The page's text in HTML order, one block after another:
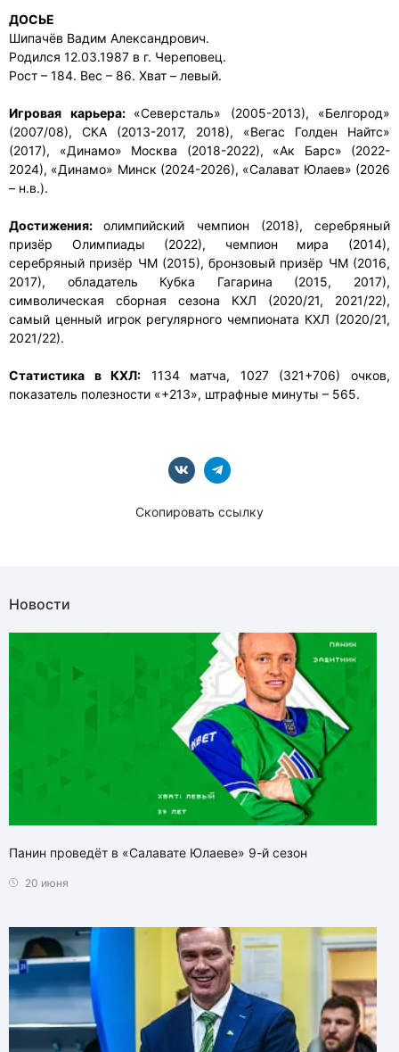
ДОСЬЕ
Шипачёв Вадим Александрович.
Родился 12.03.1987 в г. Череповец.
Рост – 184. Вес – 86. Хват – левый.
Игровая карьера: «Северсталь» (2005-2013), «Белгород»
(2007/08), СКА (2013-2017, 2018), «Вегас Голден Найтс»
(2017), «Динамо» Москва (2018-2022), «Ак Барс» (2022-
2024), «Динамо» Минск (2024-2026), «Салават Юлаев» (2026
– н.в.).
Достижения:олимпийский чемпион (2018), серебряный
призёр Олимпиады (2022), чемпион мира (2014),
серебряный призёр ЧМ (2015), бронзовый призёр ЧМ (2016,
2017), обладатель Кубка Гагарина (2015, 2017),
символическая сборная сезона КХЛ (2020/21, 2021/22),
самый ценный игрок регулярного чемпионата КХЛ (2020/21,
2021/22).
Статистика в КХЛ: 1134 матча, 1027 (321+706) очков,
показатель полезности «+213», штрафные минуты – 565.
Скопировать ссылку
Новости
Панин проведёт в «Салавате Юлаеве» 9-й сезон
20 июня